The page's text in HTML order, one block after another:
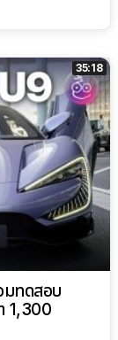
35:18
มทดสอบ
1,300